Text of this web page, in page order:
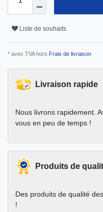
Liste de souhaits
* avec TVA hors Frais de livraison
Livraison rapide
Nous livrons rapidement.
vous en peu de temps !
Produits de
Des produits de qualité
!